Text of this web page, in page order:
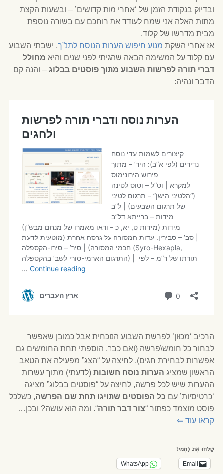
ובדיוק בנקודת הזמן של ‘אחרי מות קדושים’ – ובשעות הקצת
מתות האלה אני שמח לעודד את רוחכם עם בשורה נוספת
מבית מדרשו של קלוד.
אז אחרי השקת מנוע חיפוש הערות הנוסח לתנ”ך, ישבתי השבוע
עם קלוד על המשימה הבאה שהגיתי לפני שנים והיא מחולל
דברי תורה לפרשות השבוע מתוך פוסטים בבלוג– והנה קם
הדבר ונהיה:
הרכיב ‘מכוּון’ לפרשת השבוע הנוכחית אבל כמובן שאפשר
לבחור כל חומש\פרשה (ואם כבר, הוספתי תחת החומשים גם
אפשרות לבחירת חגים). לחיצה על “הצג” מפעילה את הטאב
הראשון שמציג הערות נוסח חשובות (לדעתי) מתוך עשרות
ההערות שיש לכל פרשה, לחיצה על “פוסטים בבלוג” מציגה
‘כרטיסיות’ עם כל הפוסטים שתויגו תחת שם הפרשה, כשלכל
פוסט מוצמד כפתור “צור דבר תורה“. ומה הוא עושה? ובכן…
קראו עוד⇐
שַׁלְּחוּ אֶת לַחְמִי!
Email
WhatsApp